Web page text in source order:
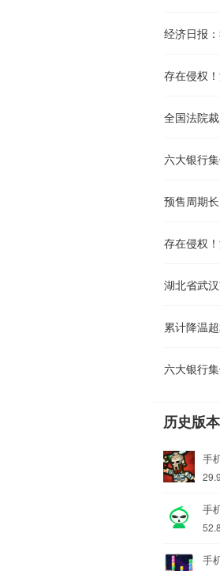
经济日报
存在侵权
全国法院
六大银行
预售周期
存在侵权
湖北省武
累计降温
六大银行
历史版本
手
手
手